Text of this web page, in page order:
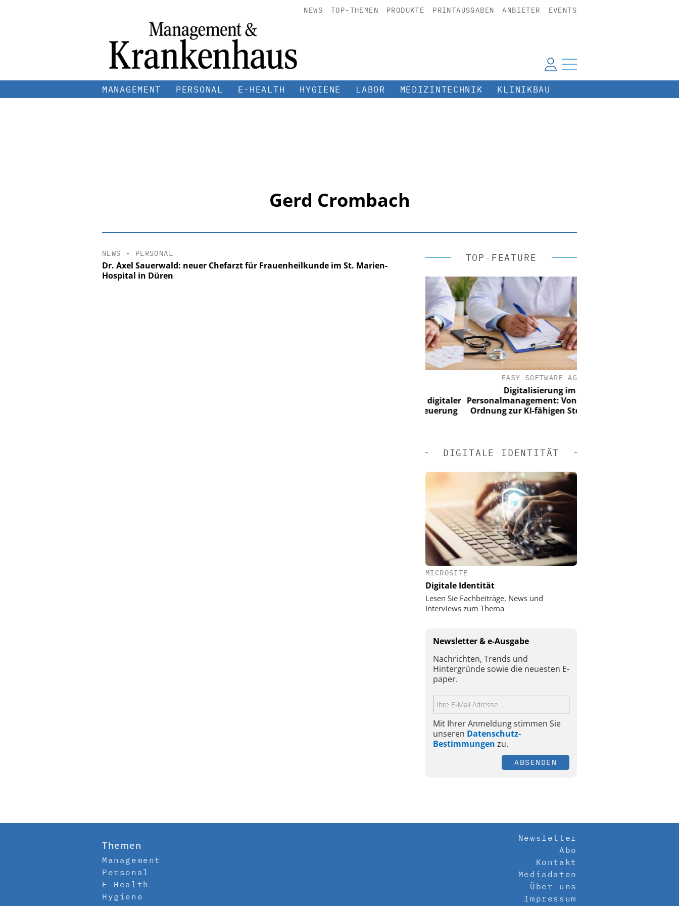
NEWS TOP-THEMEN PRODUKTE PRINTAUSGABEN ANBIETER EVENTS
MANAGEMENT PERSONAL E-HEALTH HYGIENE LABOR MEDIZINTECHNIK KLINIKBAU
Gerd Crombach
NEWS • PERSONAL
Dr. Axel Sauerwald: neuer Chefarzt für Frauenheilkunde im St. Marien-
Hospital in Düren
TOP-FEATURE
Personalmanagement: Von digitaler
Ordnung zur KI-fähigen Steuerung
EASY SOFTWARE AG
Digitalisierung im
Personalmanagement: Von digitaler
Ordnung zur KI-fähigen Steuerung
DIGITALE IDENTITÄT
MICROSITE
Digitale Identität
Lesen Sie Fachbeiträge, News und
Interviews zum Thema
Newsletter & e-Ausgabe
Nachrichten, Trends und
Hintergründe sowie die neuesten E-
paper.
Mit Ihrer Anmeldung stimmen Sie
unseren Datenschutz-
Bestimmungen zu.
ABSENDEN
Themen
Management
Personal
E-Health
Hygiene
Newsletter
Abo
Kontakt
Mediadaten
Über uns
Impressum